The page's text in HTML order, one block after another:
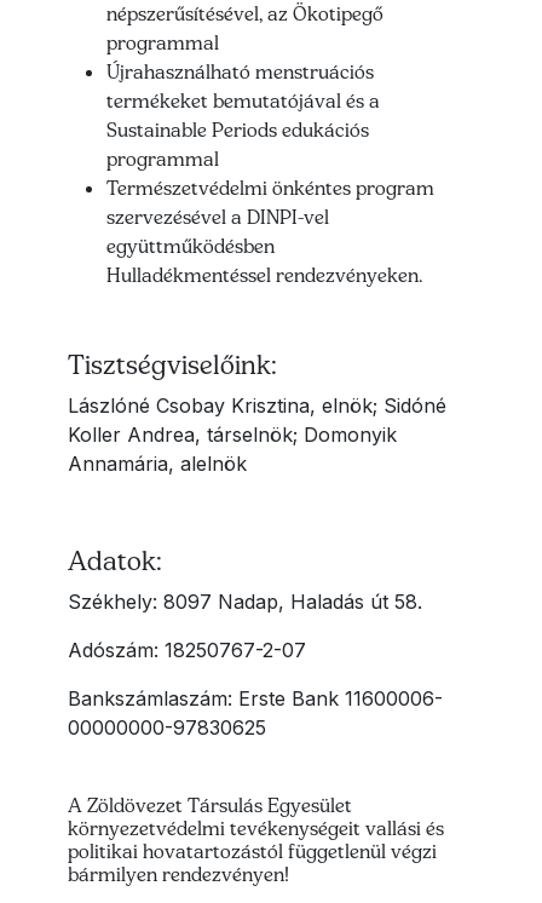
népszerűsítésével, az Ökotipegő
programmal
Újrahasználható menstruációs
termékeket bemutatójával és a
Sustainable Periods edukációs
programmal
Természetvédelmi önkéntes program
szervezésével a DINPI-vel
együttműködésben
Hulladékmentéssel rendezvényeken.
Tisztségviselőink:
Lászlóné Csobay Krisztina, elnök; Sidóné
Koller Andrea, társelnök; Domonyik
Annamária, alelnök
Adatok:
Székhely: 8097 Nadap, Haladás út 58.
Adószám: 18250767-2-07
Bankszámlaszám: Erste Bank 11600006-
00000000-97830625
A Zöldövezet Társulás Egyesület
környezetvédelmi tevékenységeit vallási és
politikai hovatartozástól függetlenül végzi
bármilyen rendezvényen!